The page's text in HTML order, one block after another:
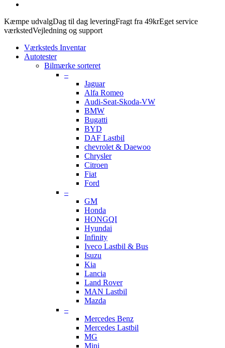
Kæmpe udvalgDag til dag leveringFragt fra 49krEget service
værkstedVejledning og support
Værksteds Inventar
Autotester
Bilmærke sorteret
–
Jaguar
Alfa Romeo
Audi-Seat-Skoda-VW
BMW
Bugatti
BYD
DAF Lastbil
chevrolet & Daewoo
Chrysler
Citroen
Fiat
Ford
–
GM
Honda
HONGQI
Hyundai
Infinity
Iveco Lastbil & Bus
Isuzu
Kia
Lancia
Land Rover
MAN Lastbil
Mazda
–
Mercedes Benz
Mercedes Lastbil
MG
Mini